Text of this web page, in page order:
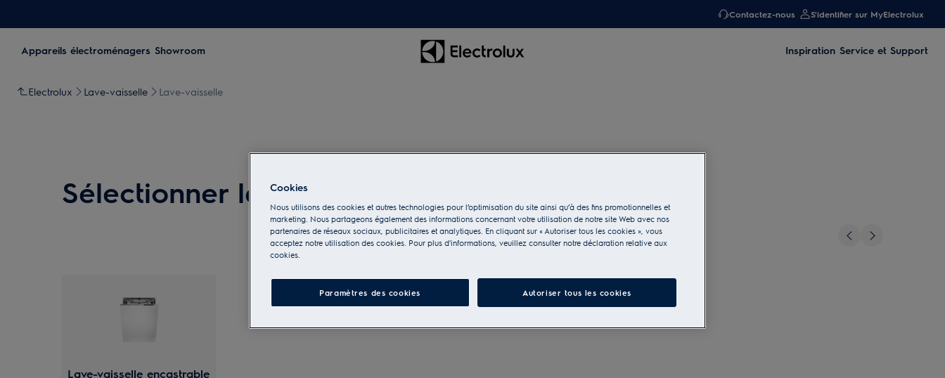
Contactez-nous S'identifier sur MyElectrolux
Appareils électroménagers Showroom Inspiration Service et Support
Electrolux Lave-vaisselle Lave-vaisselle
Sélectionner le lave-vaisselle
Lave-vaisselle encastrable
Cookies
Nous utilisons des cookies et autres technologies pour l’optimisation du site ainsi qu’à des fins promotionnelles et
marketing. Nous partageons également des informations concernant votre utilisation de notre site Web avec nos
partenaires de réseaux sociaux, publicitaires et analytiques. En cliquant sur « Autoriser tous les cookies », vous
acceptez notre utilisation des cookies. Pour plus d'informations, veuillez consulter notre déclaration relative aux
cookies.
Paramètres des cookies Autoriser tous les cookies